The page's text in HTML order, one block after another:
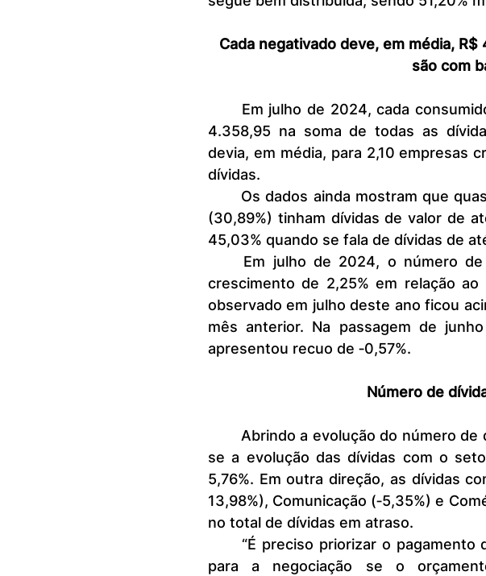
Cada negativado deve, em média,
são com
4.358,95 na soma de todas as
devia, em média, para 2,10 empresas
dívidas.
(30,89%) tinham dívidas de valor de
45,03% quando se fala de dívidas de
crescimento de 2,25% em relação
observado em julho deste ano ficou
mês anterior. Na passagem de
apresentou recuo de ‐0,57%.
Número de
se a evolução das dívidas com o
5,76%. Em outra direção, as dívidas
13,98%), Comunicação (‐5,35%) e
no total de dívidas em atraso.
para a negociação se o